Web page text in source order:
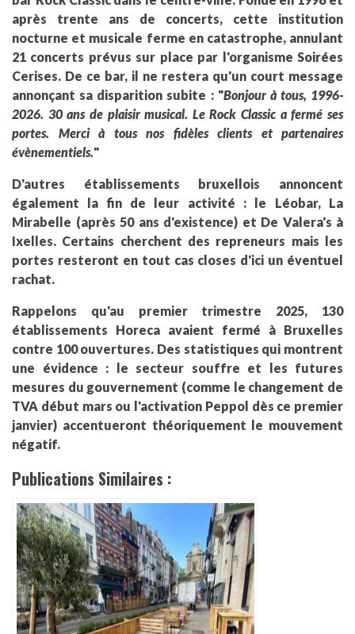
après trente ans de concerts, cette institution
nocturne et musicale ferme en catastrophe, annulant
21 concerts prévus sur place par l'organisme Soirées
Cerises. De ce bar, il ne restera qu'un court message
annonçant sa disparition subite : "Bonjour à tous, 1996-
2026. 30 ans de plaisir musical. Le Rock Classic a fermé ses
portes. Merci à tous nos fidèles clients et partenaires
évènementiels."
D'autres établissements bruxellois annoncent
également la fin de leur activité : le Léobar, La
Mirabelle (après 50 ans d'existence) et De Valera's à
Ixelles. Certains cherchent des repreneurs mais les
portes resteront en tout cas closes d'ici un éventuel
rachat.
Rappelons qu'au premier trimestre 2025, 130
établissements Horeca avaient fermé à Bruxelles
contre 100 ouvertures. Des statistiques qui montrent
une évidence : le secteur souffre et les futures
mesures du gouvernement (comme le changement de
TVA début mars ou l'activation Peppol dès ce premier
janvier) accentueront théoriquement le mouvement
négatif.
Publications Similaires :